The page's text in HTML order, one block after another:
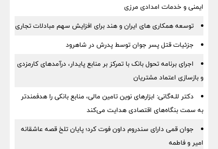
ایمنی و خدمات امدادی مرزی
توسعه همکاری های ایران و هند برای افزایش سهم مبادلات تجاری
جزئیات قتل پسر جوان توسط پدرش در شاهرود
اجرای برنامه تحول بانک با تمرکز بر منابع پایدار، درآمدهای کارمزدی
و بازسازی اعتماد مشتریان
دکتر للـه‌گانی: ابزارهای نوین تامین مالی، منابع بانکی را هدفمندتر
به سمت بنگاه‌های اقتصادی هدایت می‌کند
جوان قمی دارای سندروم داون فوت کرد؛ پایان تلخ قصه عاشقانه
امیر و فاطمه